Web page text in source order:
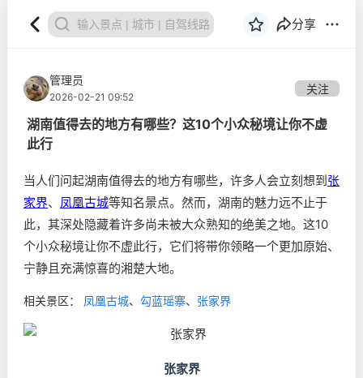
分享
管理员
2026-02-21 09:52
关注
湖南值得去的地方有哪些？这10个小众秘境让你不虚
此行
当人们问起湖南值得去的地方有哪些，许多人会立刻想到张
家界、 凤凰古城等知名景点。然而，湖南的魅力远不止于
此，其深处隐藏着许多尚未被大众熟知的绝美之地。这10
个小众秘境让你不虚此行，它们将带你领略一个更加原始、
宁静且充满惊喜的湘楚大地。
相关景区： 凤凰古城、 勾蓝瑶寨、 张家界
张家界